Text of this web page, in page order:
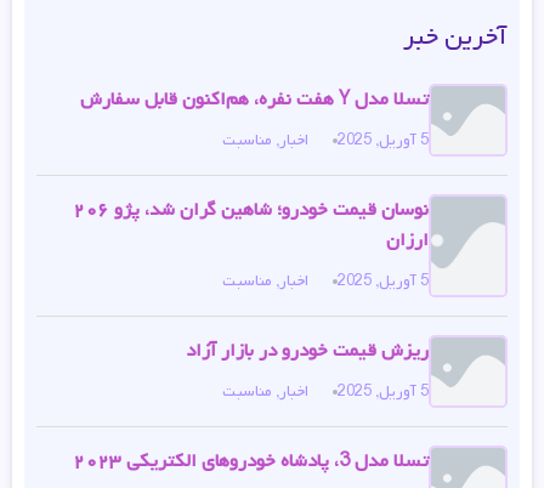
آخرین خبر
تسلا مدل Y هفت نفره، هم‌اکنون قابل سفارش
5 آوریل, 2025 اخبار, مناسبت
نوسان قیمت خودرو؛ شاهین گران شد، پژو ۲۰۶
ارزان
5 آوریل, 2025 اخبار, مناسبت
ریزش قیمت خودرو در بازار آزاد
5 آوریل, 2025 اخبار, مناسبت
تسلا مدل 3، پادشاه خودروهای الکتریکی ۲۰۲۳